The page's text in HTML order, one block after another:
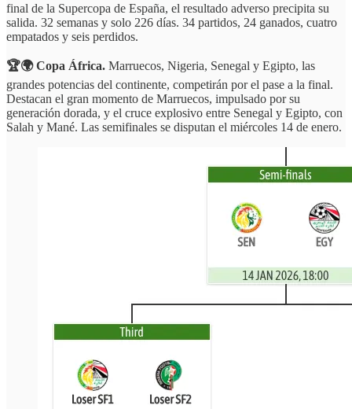
final de la Supercopa de España, el resultado adverso precipita su
salida. 32 semanas y solo 226 días. 34 partidos, 24 ganados, cuatro
empatados y seis perdidos.
🏆🌍 Copa África. Marruecos, Nigeria, Senegal y Egipto, las
grandes potencias del continente, competirán por el pase a la final.
Destacan el gran momento de Marruecos, impulsado por su
generación dorada, y el cruce explosivo entre Senegal y Egipto, con
Salah y Mané. Las semifinales se disputan el miércoles 14 de enero.